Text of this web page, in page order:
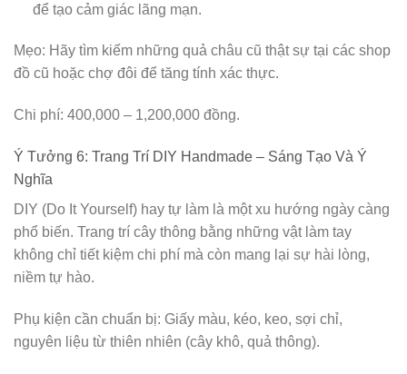
để tạo cảm giác lãng mạn.
Mẹo: Hãy tìm kiếm những quả châu cũ thật sự tại các shop
đồ cũ hoặc chợ đôi để tăng tính xác thực.
Chi phí: 400,000 – 1,200,000 đồng.
Ý Tưởng 6: Trang Trí DIY Handmade – Sáng Tạo Và Ý
Nghĩa
DIY (Do It Yourself) hay tự làm là một xu hướng ngày càng
phổ biến. Trang trí cây thông bằng những vật làm tay
không chỉ tiết kiệm chi phí mà còn mang lại sự hài lòng,
niềm tự hào.
Phụ kiện cần chuẩn bị: Giấy màu, kéo, keo, sợi chỉ,
nguyên liệu từ thiên nhiên (cây khô, quả thông).